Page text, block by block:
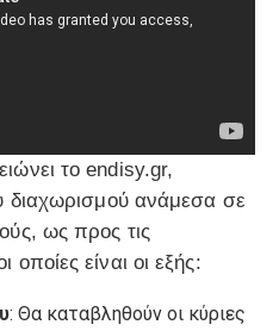
το endisy.gr,
διαχωρισμού ανάμεσα σε
ως προς τις
είναι οι εξής:
: Θα καταβληθούν οι κύριες